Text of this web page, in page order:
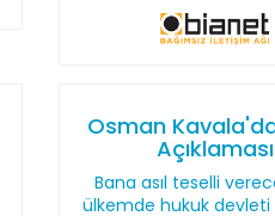
Osman
Açıklaması
Bana asıl teselli
ülkemde hukuk